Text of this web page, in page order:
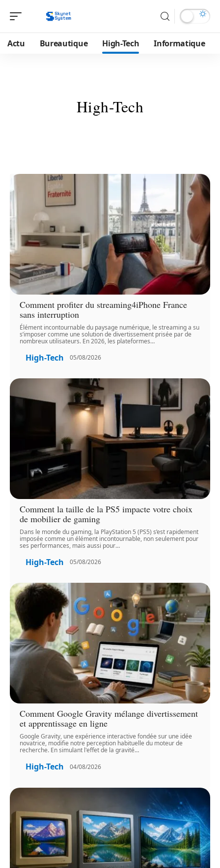
Actu Bureautique High-Tech Informatique
High-Tech
Comment profiter du streaming4iPhone France
sans interruption
Élément incontournable du paysage numérique, le streaming a su
s’imposer comme une solution de divertissement prisée par de
nombreux utilisateurs. En 2026, les plateformes…
High-Tech 05/08/2026
Comment la taille de la PS5 impacte votre choix
de mobilier de gaming
Dans le monde du gaming, la PlayStation 5 (PS5) s’est rapidement
imposée comme un élément incontournable, non seulement pour
ses performances, mais aussi pour…
High-Tech 05/08/2026
Comment Google Gravity mélange divertissement
et apprentissage en ligne
Google Gravity, une expérience interactive fondée sur une idée
novatrice, modifie notre perception habituelle du moteur de
recherche. En simulant l'effet de la gravité…
High-Tech 04/08/2026